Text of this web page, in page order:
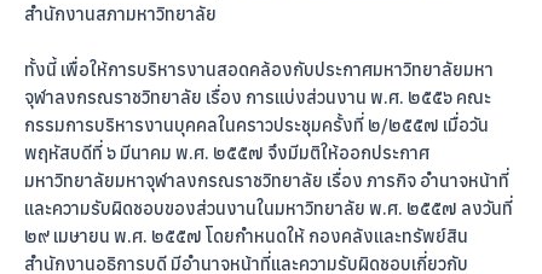
สำนักงานสภามหาวิทยาลัย
ทั้งนี้ เพื่อให้การบริหารงานสอดคล้องกับประกาศมหาวิทยาลัยมหา
จุฬาลงกรณราชวิทยาลัย เรื่อง การแบ่งส่วนงาน พ.ศ. ๒๕๕๖ คณะ
กรรมการบริหารงานบุคคลในคราวประชุมครั้งที่ ๒/๒๕๕๗ เมื่อวัน
พฤหัสบดีที่ ๖ มีนาคม พ.ศ. ๒๕๕๗ จึงมีมติให้ออกประกาศ
มหาวิทยาลัยมหาจุฬาลงกรณราชวิทยาลัย เรื่อง ภารกิจ อำนาจหน้าที่
และความรับผิดชอบของส่วนงานในมหาวิทยาลัย พ.ศ. ๒๕๕๗ ลงวันที่
๒๙ เมษายน พ.ศ. ๒๕๕๗ โดยกำหนดให้ กองคลังและทรัพย์สิน
สำนักงานอธิการบดี มีอำนาจหน้าที่และความรับผิดชอบเกี่ยวกับ